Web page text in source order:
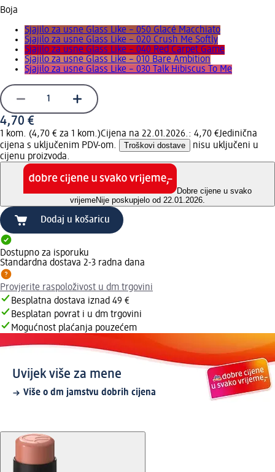
Boja
Sjajilo za usne Glass Like – 050 Glacé Macchiato
Sjajilo za usne Glass Like – 020 Crush Me Softly
Sjajilo za usne Glass Like – 040 Red Carpet Game
Sjajilo za usne Glass Like – 010 Bare Ambition
Sjajilo za usne Glass Like – 030 Talk Hibiscus To Me
4,70 €
1 kom. (4,70 € za 1 kom.)Cijena na 22.01.2026.: 4,70 €Jedinična
cijena s uključenim PDV-om.
Troškovi dostave
nisu uključeni u
cijenu proizvoda.
Dobre cijene u svako
vrijemeNije poskupjelo od 22.01.2026.
Dodaj u košaricu
Dostupno za isporuku
Standardna dostava 2-3 radna dana
Provjerite raspoloživost u dm trgovini
Besplatna dostava iznad 49 €
Besplatan povrat i u dm trgovini
Mogućnost plaćanja pouzećem
Uvijek više za mene
Više o dm jamstvu dobrih cijena